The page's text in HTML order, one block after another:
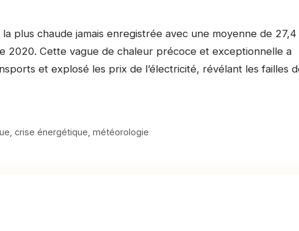
plus chaude jamais enregistrée avec une moyenne de 27,4
2020. Cette vague de chaleur précoce et exceptionnelle a
et explosé les prix de l’électricité, révélant les failles
crise énergétique météorologie